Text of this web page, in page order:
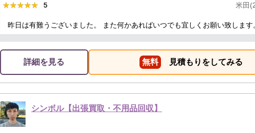
★★★★★
★★★★★ 5 米田
昨日は有難うございました。 また何かあればいつでも宜しくお願い致します
詳細を見る 無料 見積もりをしてみる
シンボル【出張買取・不用品回収】